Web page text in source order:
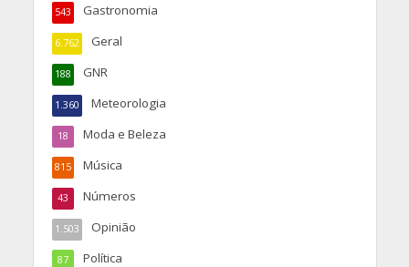
Gastronomia
543
Geral
6.762
GNR
188
Meteorologia
1.360
Moda e Beleza
18
Música
815
Números
43
Opinião
1.503
Política
87